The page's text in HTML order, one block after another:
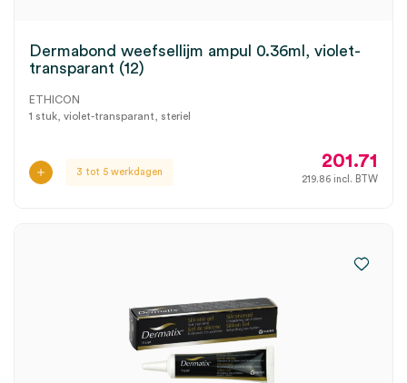
Dermabond weefsellijm ampul 0.36ml, violet-
transparant (12)
ETHICON
1 stuk, violet-transparant, steriel
3 tot 5 werkdagen
201.71
219.86 incl. BTW